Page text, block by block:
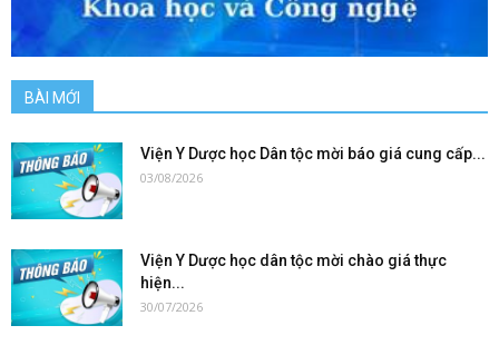
BÀI MỚI
Viện Y Dược học Dân tộc mời báo giá cung cấp...
03/08/2026
Viện Y Dược học dân tộc mời chào giá thực
hiện...
30/07/2026